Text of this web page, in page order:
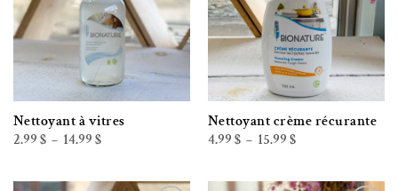
Nettoyant à vitres
2.99 $ – 14.99 $Plage
de
à
Nettoyant crème récurante
4.99 $ – 15.99 $Plage
de
à